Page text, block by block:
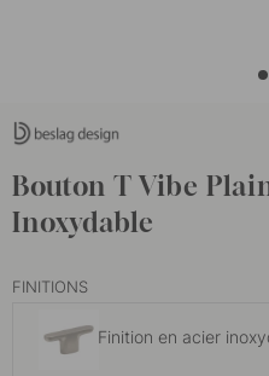
Bouton T Vibe
Inoxydable
FINITIONS
Finition en acier